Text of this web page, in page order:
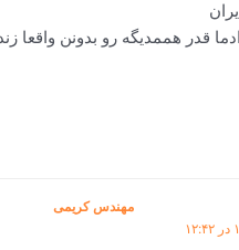
قدر هممدیگه رو بدونن واقعا
مهندس کریمی